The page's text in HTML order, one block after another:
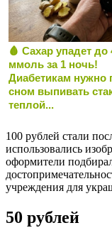
🩸 Сахар упадет до
ммоль за 1 ночь!
Диабетикам нужно
сном выпивать
теплой...
100 рублей стали
использовались
оформители
учреждения для
50 рублей